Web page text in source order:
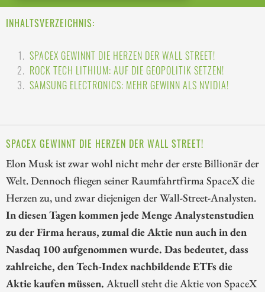
INHALTSVERZEICHNIS:
SPACEX GEWINNT DIE HERZEN DER WALL STREET!
ROCK TECH LITHIUM: AUF DIE GEOPOLITIK SETZEN!
SAMSUNG ELECTRONICS: MEHR GEWINN ALS NVIDIA!
SPACEX GEWINNT DIE HERZEN DER WALL STREET!
Elon Musk ist zwar wohl nicht mehr der erste Billionär der
Welt. Dennoch fliegen seiner Raumfahrtfirma SpaceX die
Herzen zu, und zwar diejenigen der Wall-Street-Analysten.
In diesen Tagen kommen jede Menge Analystenstudien
zu der Firma heraus, zumal die Aktie nun auch in den
Nasdaq 100 aufgenommen wurde. Das bedeutet, dass
zahlreiche, den Tech-Index nachbildende ETFs die
Aktie kaufen müssen. Aktuell steht die Aktie von SpaceX